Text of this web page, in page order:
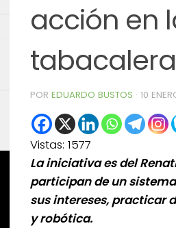
acción en
POR EDUARDO BUSTOS · 10
Vistas: 1577
La iniciativa es del
participan de un
sus intereses, practicar
y robótica.